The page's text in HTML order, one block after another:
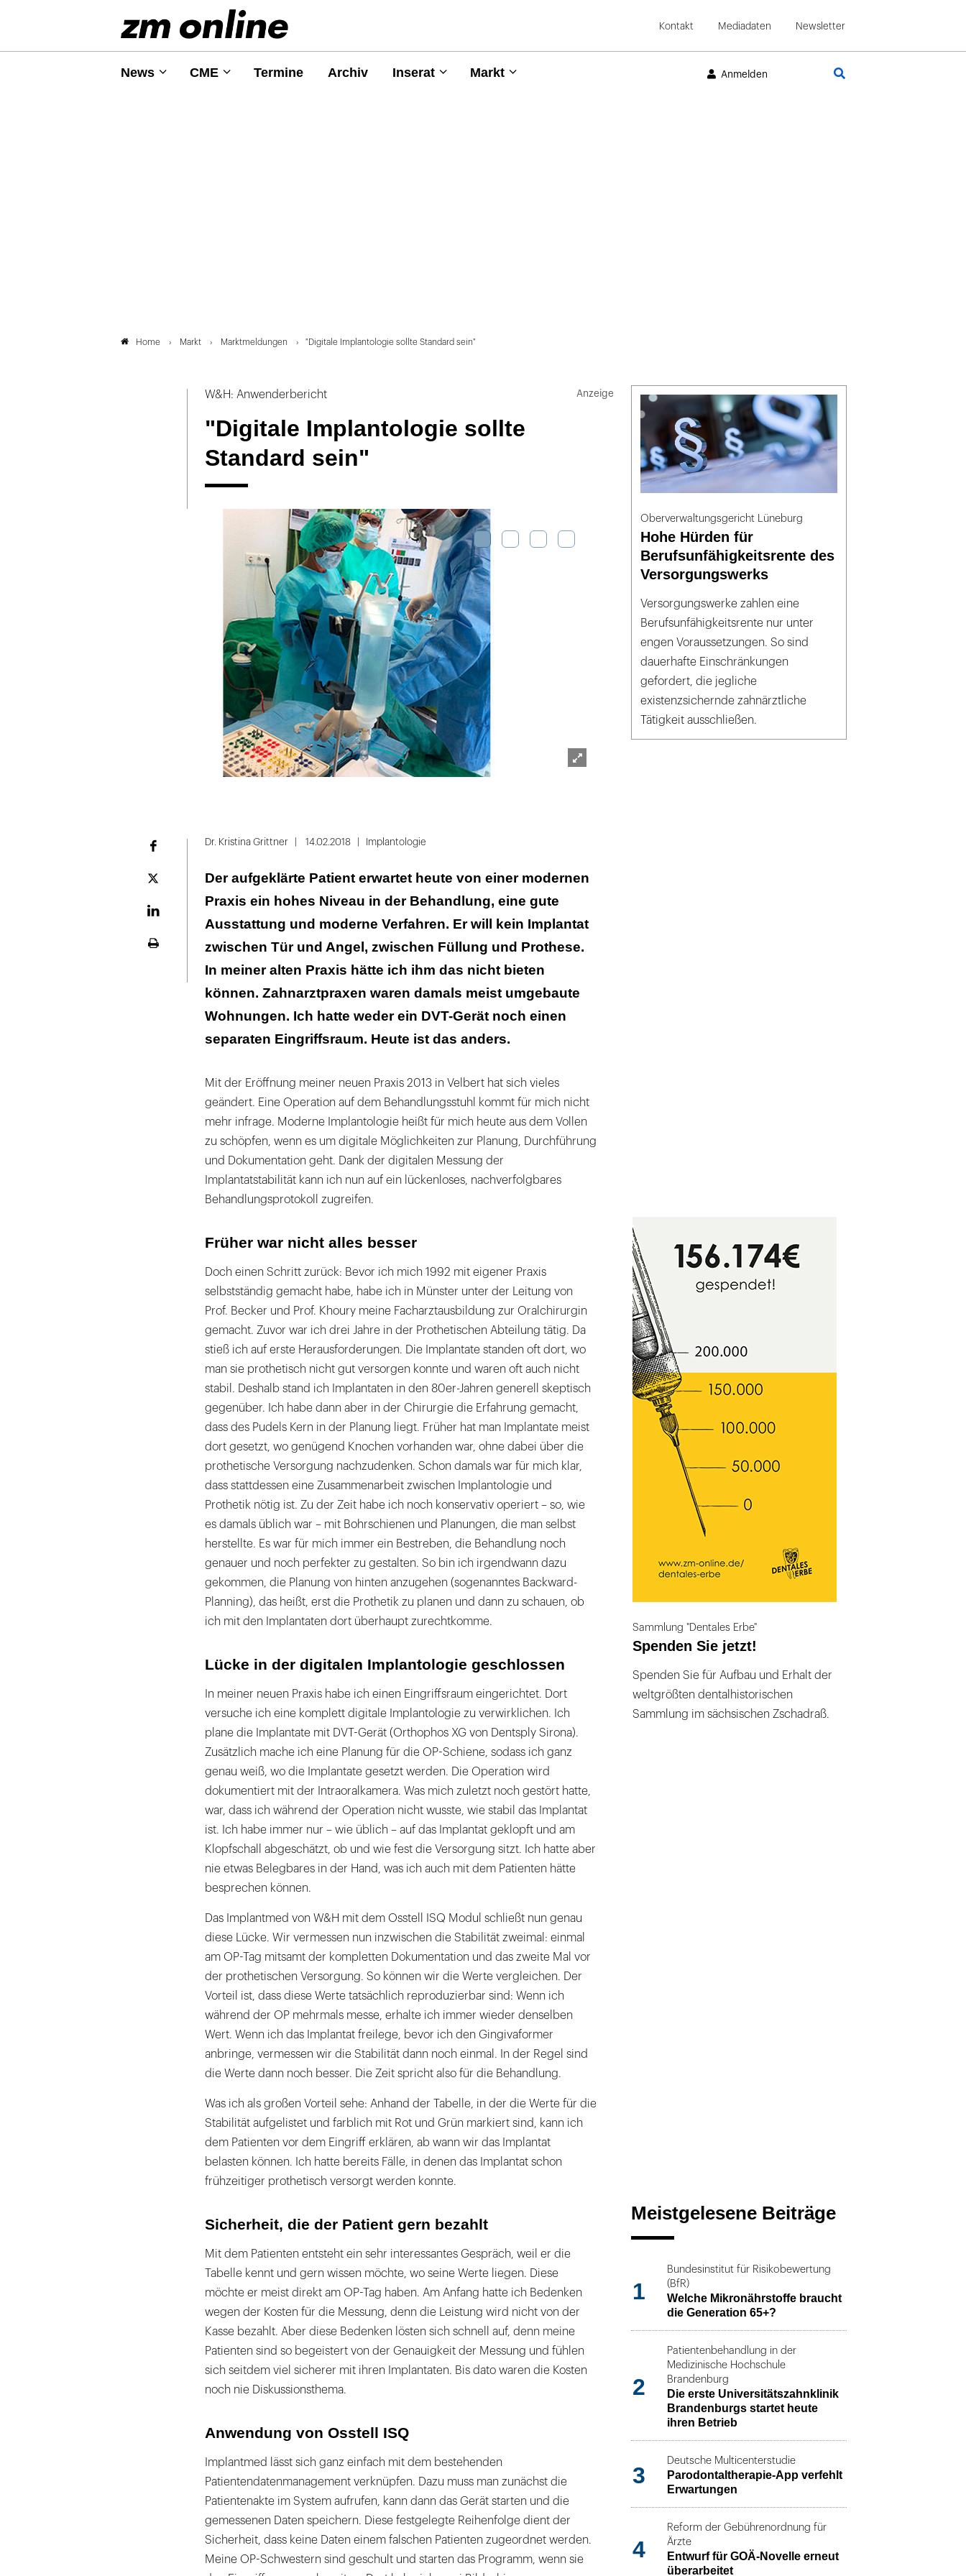
Kontakt Mediadaten Newsletter
News CME Termine Archiv Inserat Markt Anmelden
Home Markt Marktmeldungen "Digitale Implantologie sollte Standard sein"
W&H: Anwenderbericht
"Digitale Implantologie sollte
Standard sein"
Plattform
Dr. Kristina Grittner 14.02.2018 Implantologie
Der aufgeklärte Patient erwartet heute von einer modernen
Praxis ein hohes Niveau in der Behandlung, eine gute
Ausstattung und moderne Verfahren. Er will kein Implantat
zwischen Tür und Angel, zwischen Füllung und Prothese.
In meiner alten Praxis hätte ich ihm das nicht bieten
können. Zahnarztpraxen waren damals meist umgebaute
Wohnungen. Ich hatte weder ein DVT-Gerät noch einen
separaten Eingriffsraum. Heute ist das anders.
Mit der Eröffnung meiner neuen Praxis 2013 in Velbert hat sich vieles
geändert. Eine Operation auf dem Behandlungsstuhl kommt für mich nicht
mehr infrage. Moderne Implantologie heißt für mich heute aus dem Vollen
zu schöpfen, wenn es um digitale Möglichkeiten zur Planung, Durchführung
und Dokumentation geht. Dank der digitalen Messung der
Implantatstabilität kann ich nun auf ein lückenloses, nachverfolgbares
Behandlungsprotokoll zugreifen.
Früher war nicht alles besser
Doch einen Schritt zurück: Bevor ich mich 1992 mit eigener Praxis
selbstständig gemacht habe, habe ich in Münster unter der Leitung von
Prof. Becker und Prof. Khoury meine Facharztausbildung zur Oralchirurgin
gemacht. Zuvor war ich drei Jahre in der Prothetischen Abteilung tätig. Da
stieß ich auf erste Herausforderungen. Die Implantate standen oft dort, wo
man sie prothetisch nicht gut versorgen konnte und waren oft auch nicht
stabil. Deshalb stand ich Implantaten in den 80er-Jahren generell skeptisch
gegenüber. Ich habe dann aber in der Chirurgie die Erfahrung gemacht,
dass des Pudels Kern in der Planung liegt. Früher hat man Implantate meist
dort gesetzt, wo genügend Knochen vorhanden war, ohne dabei über die
prothetische Versorgung nachzudenken. Schon damals war für mich klar,
dass stattdessen eine Zusammenarbeit zwischen Implantologie und
Prothetik nötig ist. Zu der Zeit habe ich noch konservativ operiert – so, wie
es damals üblich war – mit Bohrschienen und Planungen, die man selbst
herstellte. Es war für mich immer ein Bestreben, die Behandlung noch
genauer und noch perfekter zu gestalten. So bin ich irgendwann dazu
gekommen, die Planung von hinten anzugehen (sogenanntes Backward-
Planning), das heißt, erst die Prothetik zu planen und dann zu schauen, ob
ich mit den Implantaten dort überhaupt zurechtkomme.
Lücke in der digitalen Implantologie geschlossen
In meiner neuen Praxis habe ich einen Eingriffsraum eingerichtet. Dort
versuche ich eine komplett digitale Implantologie zu verwirklichen. Ich
plane die Implantate mit DVT-Gerät (Orthophos XG von Dentsply Sirona).
Zusätzlich mache ich eine Planung für die OP-Schiene, sodass ich ganz
genau weiß, wo die Implantate gesetzt werden. Die Operation wird
dokumentiert mit der Intraoralkamera. Was mich zuletzt noch gestört hatte,
war, dass ich während der Operation nicht wusste, wie stabil das Implantat
ist. Ich habe immer nur – wie üblich – auf das Implantat geklopft und am
Klopfschall abgeschätzt, ob und wie fest die Versorgung sitzt. Ich hatte aber
nie etwas Belegbares in der Hand, was ich auch mit dem Patienten hätte
besprechen können.
Das Implantmed von W&H mit dem Osstell ISQ Modul schließt nun genau
diese Lücke. Wir vermessen nun inzwischen die Stabilität zweimal: einmal
am OP-Tag mitsamt der kompletten Dokumentation und das zweite Mal vor
der prothetischen Versorgung. So können wir die Werte vergleichen. Der
Vorteil ist, dass diese Werte tatsächlich reproduzierbar sind: Wenn ich
während der OP mehrmals messe, erhalte ich immer wieder denselben
Wert. Wenn ich das Implantat freilege, bevor ich den Gingivaformer
anbringe, vermessen wir die Stabilität dann noch einmal. In der Regel sind
die Werte dann noch besser. Die Zeit spricht also für die Behandlung.
Was ich als großen Vorteil sehe: Anhand der Tabelle, in der die Werte für die
Stabilität aufgelistet und farblich mit Rot und Grün markiert sind, kann ich
dem Patienten vor dem Eingriff erklären, ab wann wir das Implantat
belasten können. Ich hatte bereits Fälle, in denen das Implantat schon
frühzeitiger prothetisch versorgt werden konnte.
Sicherheit, die der Patient gern bezahlt
Mit dem Patienten entsteht ein sehr interessantes Gespräch, weil er die
Tabelle kennt und gern wissen möchte, wo seine Werte liegen. Diese
möchte er meist direkt am OP-Tag haben. Am Anfang hatte ich Bedenken
wegen der Kosten für die Messung, denn die Leistung wird nicht von der
Kasse bezahlt. Aber diese Bedenken lösten sich schnell auf, denn meine
Patienten sind so begeistert von der Genauigkeit der Messung und fühlen
sich seitdem viel sicherer mit ihren Implantaten. Bis dato waren die Kosten
noch nie Diskussionsthema.
Anwendung von Osstell ISQ
Implantmed lässt sich ganz einfach mit dem bestehenden
Patientendatenmanagement verknüpfen. Dazu muss man zunächst die
Patientenakte im System aufrufen, kann dann das Gerät starten und die
gemessenen Daten speichern. Diese festgelegte Reihenfolge dient der
Sicherheit, dass keine Daten einem falschen Patienten zugeordnet werden.
Meine OP-Schwestern sind geschult und starten das Programm, wenn sie
Oberverwaltungsgericht Lüneburg
Hohe Hürden für
Berufsunfähigkeitsrente des
Versorgungswerks
Versorgungswerke zahlen eine
Berufsunfähigkeitsrente nur unter
engen Voraussetzungen. So sind
dauerhafte Einschränkungen
gefordert, die jegliche
existenzsichernde zahnärztliche
Tätigkeit ausschließen.
Sammlung "Dentales Erbe"
Spenden Sie jetzt!
Spenden Sie für Aufbau und Erhalt der
weltgrößten dentalhistorischen
Sammlung im sächsischen Zschadraß.
Meistgelesene Beiträge
1
Bundesinstitut für Risikobewertung
(BfR)
Welche Mikronährstoffe braucht
die Generation 65+?
2
Patientenbehandlung in der
Medizinische Hochschule
Brandenburg
Die erste Universitätszahnklinik
Brandenburgs startet heute
ihren Betrieb
3
Deutsche Multicenterstudie
Parodontaltherapie-App verfehlt
Erwartungen
4
Reform der Gebührenordnung für
Ärzte
Entwurf für GOÄ-Novelle erneut
überarbeitet